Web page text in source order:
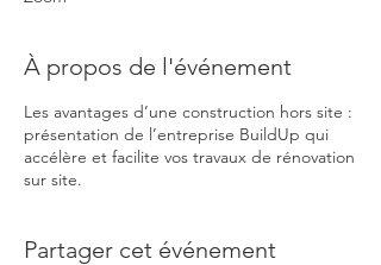
À propos de l'événement
Les avantages d’une construction hors site :
présentation de l’entreprise BuildUp qui
accélère et facilite vos travaux de rénovation
sur site.
Partager cet événement